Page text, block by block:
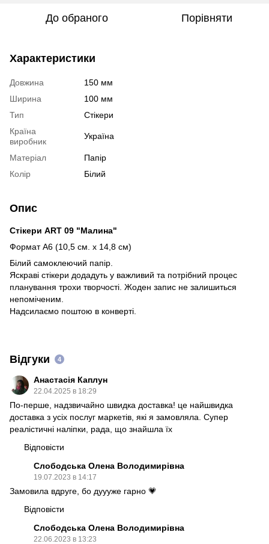
До обраного Порівняти
Характеристики
Довжина
150 мм
Ширина
100 мм
Тип
Стікери
Країна
виробник
Україна
Матеріал
Папір
Колір
Білий
Опис
Стікери ART 09 "Малина"
Формат А6 (10,5 см. х 14,8 см)
Білий самоклеючий папір.
Яскраві стікери додадуть у важливий та потрібний процес
планування трохи творчості. Жоден запис не залишиться
непоміченим.
Надсилаємо поштою в конверті.
Відгуки 4
Анастасія Каплун
22.04.2025 в 18:29
По-перше, надзвичайно швидка доставка! це найшвидка
доставка з усіх послуг маркетів, які я замовляла. Супер
реалістичні наліпки, рада, що знайшла їх
Відповісти
Слободська Олена Володимирівна
19.07.2023 в 14:17
Замовила вдруге, бо дуууже гарно 💗
Відповісти
Слободська Олена Володимирівна
22.06.2023 в 13:23